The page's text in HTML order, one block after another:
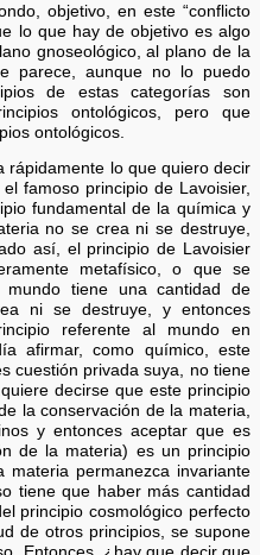
objetivo, en este “conflicto
lo que hay de objetivo es algo
gnoseológico, al plano de la
parece, aunque no lo puedo
de estas categorías son
ontológicos, pero que
ontológicos.
rápidamente lo que quiero decir
famoso principio de Lavoisier,
fundamental de la química y
no se crea ni se destruye,
así, el principio de Lavoisier
metafísico, o que se
tiene una cantidad de
ni se destruye, y entonces
referente al mundo en
afirmar, como químico, este
cuestión privada suya, no tiene
decirse que este principio
la conservación de la materia,
y entonces aceptar que es
de la materia) es un principio
permanezca invariante
tiene que haber más cantidad
principio cosmológico perfecto
de otros principios, se supone